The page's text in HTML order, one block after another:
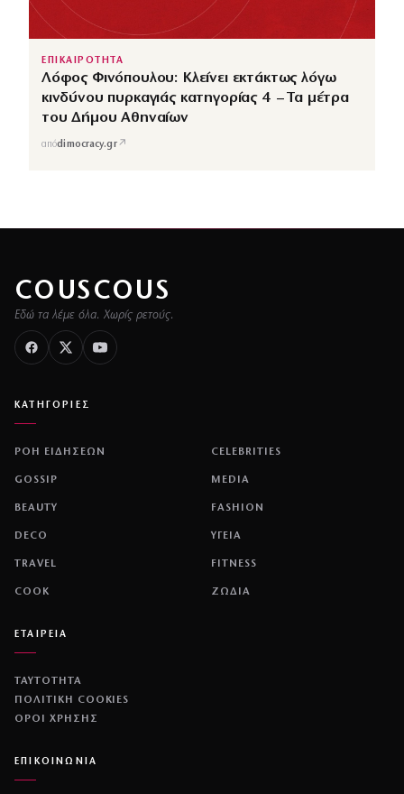
ΕΠΙΚΑΙΡΟΤΗΤΑ
Λόφος Φινόπουλου: Κλείνει εκτάκτως λόγω
κινδύνου πυρκαγιάς κατηγορίας 4 – Τα μέτρα
του Δήμου Αθηναίων
απόdimocracy.gr↗
COUSCOUS
Εδώ τα λέμε όλα. Χωρίς ρετούς.
ΚΑΤΗΓΟΡΙΕΣ
ΡΟΗ ΕΙΔΗΣΕΩΝ CELEBRITIES
GOSSIP MEDIA
BEAUTY FASHION
DECO ΥΓΕΙΑ
TRAVEL FITNESS
COOK ΖΩΔΙΑ
ΕΤΑΙΡΕΙΑ
ΤΑΥΤΟΤΗΤΑ
ΠΟΛΙΤΙΚΉ COOKIES
ΌΡΟΙ ΧΡΉΣΗΣ
ΕΠΙΚΟΙΝΩΝΙΑ